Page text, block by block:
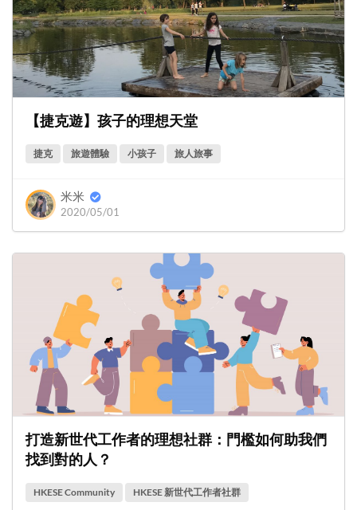
【捷克遊】孩子的理想天堂
捷克 旅遊體驗 小孩子 旅人旅事
米米
2020/05/01
打造新世代工作者的理想社群：門檻如何助我們
找到對的人？
HKESE Community HKESE 新世代工作者社群